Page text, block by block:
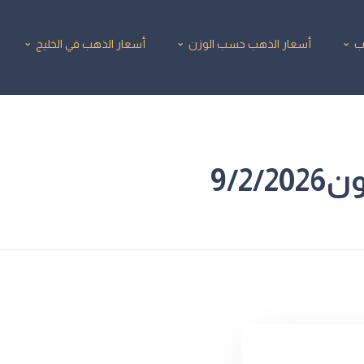
أسعار الذهب حسب الوزن أسعار الذهب في الخليج